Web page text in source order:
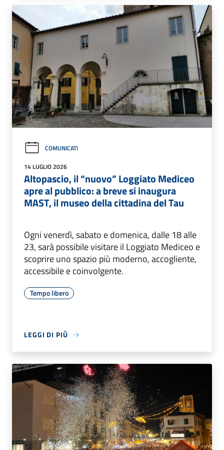
COMUNICATI
14 LUGLIO 2026
Altopascio, il “nuovo” Loggiato Mediceo
apre al pubblico: a breve si inaugura
MAST, il museo della cittadina del Tau
Ogni venerdì, sabato e domenica, dalle 18 alle
23, sarà possibile visitare il Loggiato Mediceo e
scoprire uno spazio più moderno, accogliente,
accessibile e coinvolgente.
Tempo libero
LEGGI DI PIÙ